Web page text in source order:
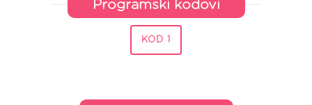
Programski kodovi
KOD 1